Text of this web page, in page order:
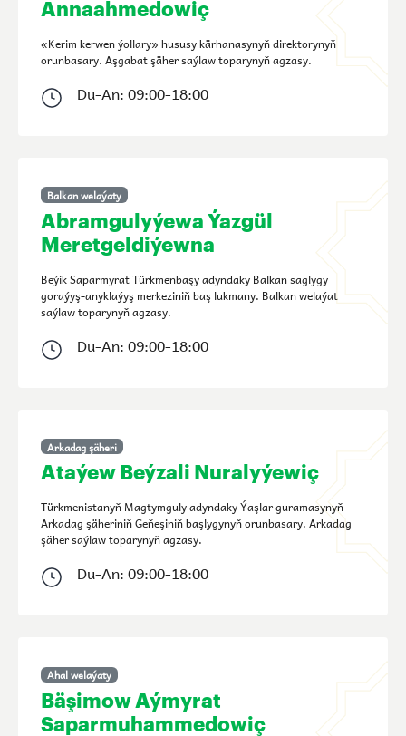
Annaahmedowiç
«Kerim kerwen ýollary» hususy kärhanasynyň direktorynyň
orunbasary. Aşgabat şäher saýlaw toparynyň agzasy.
Du-An: 09:00-18:00
Balkan welaýaty
Abramgulyýewa Ýazgül
Meretgeldiýewna
Beýik Saparmyrat Türkmenbaşy adyndaky Balkan saglygy
goraýyş-anyklaýyş merkeziniň baş lukmany. Balkan welaýat
saýlaw toparynyň agzasy.
Du-An: 09:00-18:00
Arkadag şäheri
Ataýew Beýzali Nuralyýewiç
Türkmenistanyň Magtymguly adyndaky Ýaşlar guramasynyň
Arkadag şäheriniň Geňeşiniň başlygynyň orunbasary. Arkadag
şäher saýlaw toparynyň agzasy.
Du-An: 09:00-18:00
Ahal welaýaty
Bäşimow Aýmyrat
Saparmuhammedowiç